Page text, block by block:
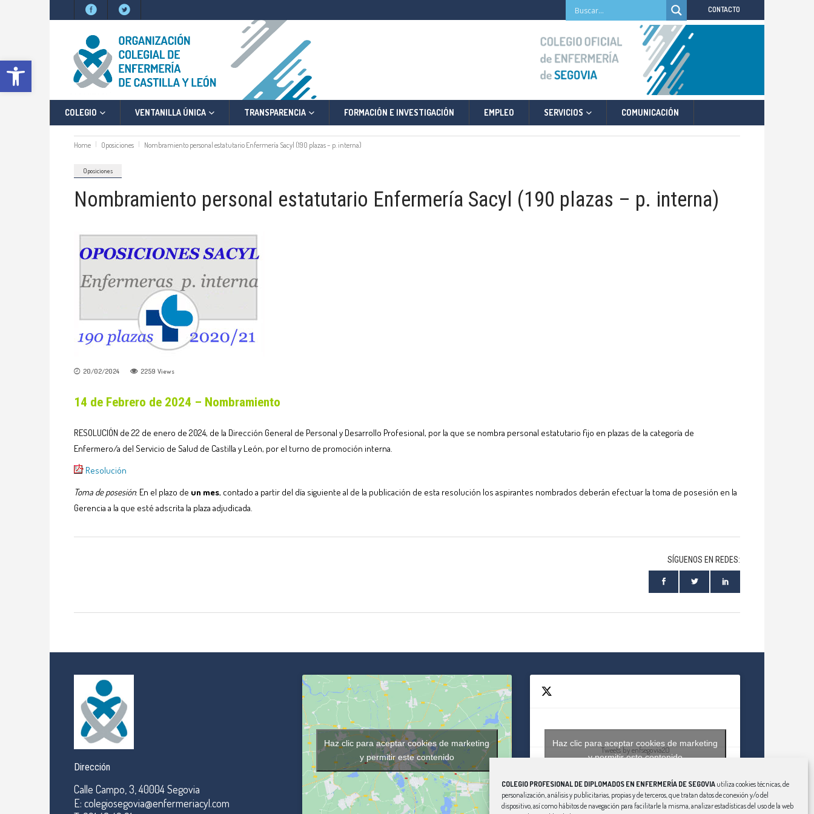
Abrir barra de herramientas
COLEGIO PROFESIONAL DE DIPLOMADOS EN ENFERMERÍA DE SEGOVIA utiliza cookies técnicas, de
personalización, análisis y publicitarias, propias y de terceros, que tratan datos de conexión y/o del
dispositivo, así como hábitos de navegación para facilitarle la misma, analizar estadísticas del uso de la web
CONTACTO
COLEGIO VENTANILLA ÚNICA TRANSPARENCIA FORMACIÓN E INVESTIGACIÓN EMPLEO SERVICIOS COMUNICACIÓN
Home Oposiciones Nombramiento personal estatutario Enfermería Sacyl (190 plazas – p. interna)
Oposiciones
Nombramiento personal estatutario Enfermería Sacyl (190 plazas – p. interna)
20/02/2024 2259 Views
14 de Febrero de 2024 – Nombramiento
RESOLUCIÓN de 22 de enero de 2024, de la Dirección General de Personal y Desarrollo Profesional, por la que se nombra personal estatutario fijo en plazas de la categoría de
Enfermero/a del Servicio de Salud de Castilla y León, por el turno de promoción interna.
Resolución
Toma de posesión: En el plazo de un mes, contado a partir del día siguiente al de la publicación de esta resolución los aspirantes nombrados deberán efectuar la toma de posesión en la
Gerencia a la que esté adscrita la plaza adjudicada.
SÍGUENOS EN REDES:
Dirección
Calle Campo, 3, 40004 Segovia
E: colegiosegovia@enfermeriacyl.com
Haz clic para aceptar cookies de marketing
y permitir este contenido
Tweets by enfsegovia20
Haz clic para aceptar cookies de marketing
y permitir este contenido